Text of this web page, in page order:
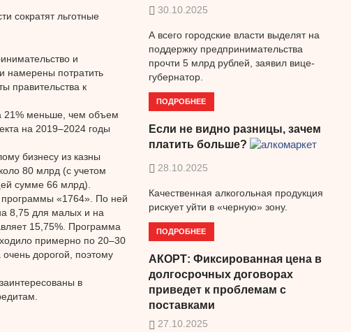
сократят льготные
и
намерены потратить
правительства к
21% меньше, чем объем
на 2019–2024 годы
бизнесу из казны
80 млрд (с учетом
сумме 66 млрд).
программы «1764». По ней
8,75 для малых и на
15,75%. Программа
примерно по 20–30
дорогой, поэтому
в
30.10.2025
А всего городские власти выделят на
поддержку предпринимательства
прочти 5 млрд рублей, заявил вице-
губернатор.
ПОДРОБНЕЕ
Если не видно разницы, зачем
платить больше?
28.10.2025
Качественная алкогольная продукция
рискует уйти в «черную» зону.
ПОДРОБНЕЕ
АКОРТ: Фиксированная цена в
долгосрочных договорах
приведет к проблемам с
поставками
27.10.2025